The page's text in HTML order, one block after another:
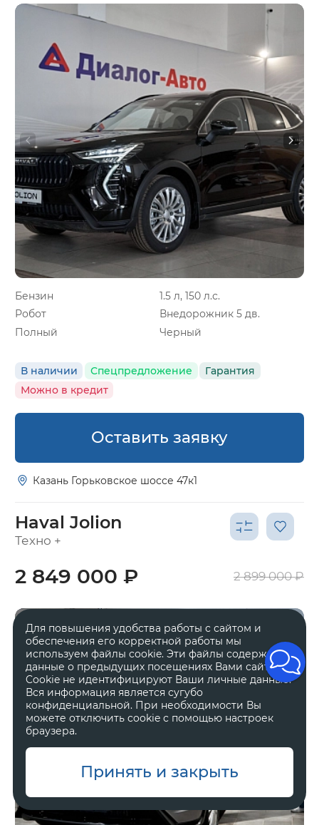
Бензин
1.5 л, 150 л.с.
Робот
Внедорожник 5 дв.
Полный
Черный
В наличии Спецпредложение
Гарантия
Можно в кредит
Оставить заявку
Казань Горьковское шоссе 47к1
Haval Jolion
Техно +
2 849 000 ₽ 2 899 000 ₽
Для повышения удобства работы с сайтом и
обеспечения его корректной работы мы
используем файлы cookie. Эти файлы содержат
данные о предыдущих посещениях Вами сайта.
Cookie не идентифицируют Ваши личные данные.
Вся информация является сугубо
конфиденциальной. При необходимости Вы
можете отключить cookie с помощью настроек
браузера.
Принять и закрыть